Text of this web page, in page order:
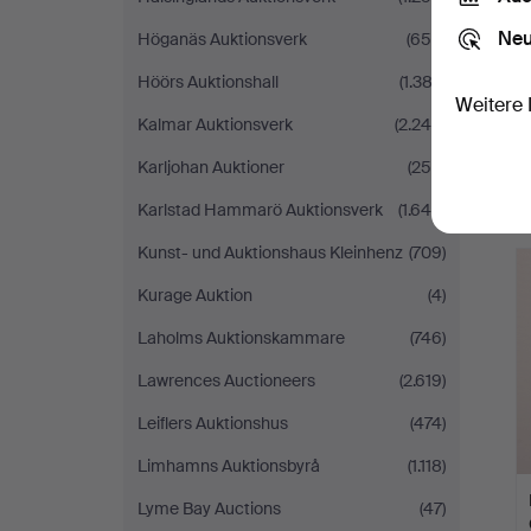
Höganäs Auktionsverk
(656)
Höörs Auktionshall
(1.382)
Kalmar Auktionsverk
(2.246)
Karljohan Auktioner
(256)
Karlstad Hammarö Auktionsverk
(1.640)
Kunst- und Auktionshaus Kleinhenz (709)
Kurage Auktion
(4)
Laholms Auktionskammare
(746)
Lawrences Auctioneers
(2.619)
Leiflers Auktionshus
(474)
Limhamns Auktionsbyrå
(1.118)
Lyme Bay Auctions
(47)
Weitere